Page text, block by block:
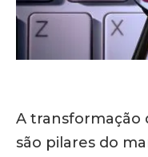
A transformação
são pilares do